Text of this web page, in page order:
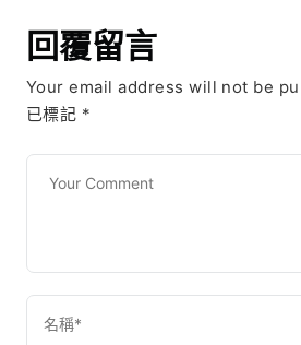
回覆留言
Your email address will not be
已標記 *